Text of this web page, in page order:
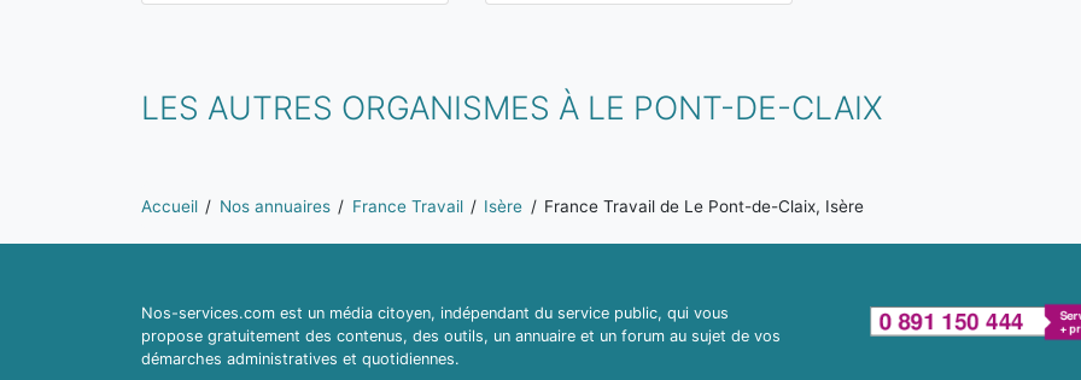
LES AUTRES ORGANISMES À LE PONT-DE-CLAIX
Vous êtes ici:
Accueil Nos annuaires France Travail Isère France Travail de Le Pont-de-Claix, Isère
Nos-services.com est un média citoyen, indépendant du service public, qui vous
propose gratuitement des contenus, des outils, un annuaire et un forum au sujet de vos
démarches administratives et quotidiennes.